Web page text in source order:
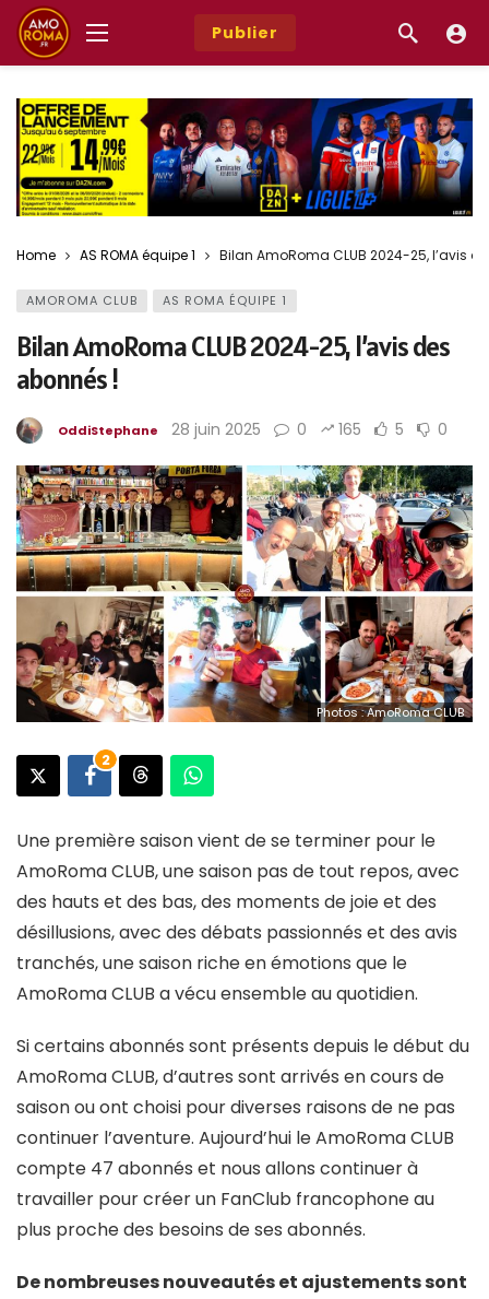
Publier
Home AS ROMA équipe 1 Bilan AmoRoma CLUB 2024-25, l’avis
AMOROMA CLUB AS ROMA ÉQUIPE 1
Bilan AmoRoma CLUB 2024-25, l’avis des
abonnés !
OddiStephane 28 juin 2025 0 165 5 0
Photos : AmoRoma CLUB
2
Une première saison vient de se terminer pour le
AmoRoma CLUB, une saison pas de tout repos, avec
des hauts et des bas, des moments de joie et des
désillusions, avec des débats passionnés et des avis
tranchés, une saison riche en émotions que le
AmoRoma CLUB a vécu ensemble au quotidien.
Si certains abonnés sont présents depuis le début du
AmoRoma CLUB, d’autres sont arrivés en cours de
saison ou ont choisi pour diverses raisons de ne pas
continuer l’aventure. Aujourd’hui le AmoRoma CLUB
compte 47 abonnés et nous allons continuer à
travailler pour créer un FanClub francophone au
plus proche des besoins de ses abonnés.
De nombreuses nouveautés et ajustements sont